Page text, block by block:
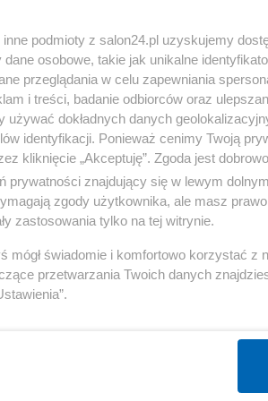
Gospodarka
Biznes
Pieniądze
Centralny Port Komunikacyjny
Inwestycje
Podatki
podmioty z salon24.pl uzyskujemy
osobowe, takie jak unikalne
przeglądania w celu zapewniania
i treści, badanie odbiorców oraz
dokładnych danych
identyfikacji. Ponieważ cenimy Twoją
kliknięcie „Akceptuję”. Zgoda jest
prywatności znajdujący się w lewym
zgody użytkownika, ale masz
zastosowania tylko na tej witrynie.
mógł świadomie i komfortowo korzystać z
przetwarzania Twoich danych